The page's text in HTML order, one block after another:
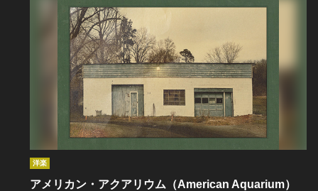
洋楽
アメリカン・アクアリウム（American Aquarium）